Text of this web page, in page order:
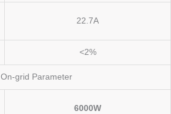
22.7A
<2%
On-grid Parameter
6000W